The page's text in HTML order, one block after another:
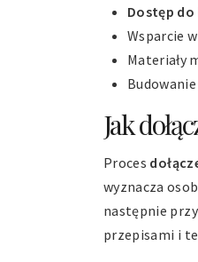
Dostęp
Wsparcie
Materiały
Jak
Proces
wyznacza
następnie
przepisami i